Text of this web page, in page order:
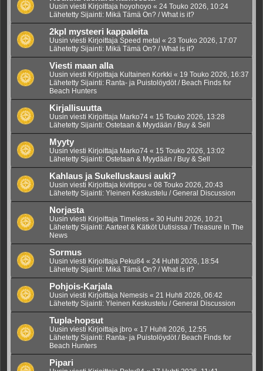
Uusin viesti Kirjoittaja hoyohoyo « 24 Touko 2026, 10:24
Lähetetty Sijainti: Mikä Tämä On? / What is it?
2kpl mysteeri kappaleita
Uusin viesti Kirjoittaja Speed metal « 23 Touko 2026, 17:07
Lähetetty Sijainti: Mikä Tämä On? / What is it?
Viesti maan alla
Uusin viesti Kirjoittaja Kultainen Korkki « 19 Touko 2026, 16:37
Lähetetty Sijainti: Ranta- ja Puistolöydöt / Beach Finds for
Beach Hunters
Kirjallisuutta
Uusin viesti Kirjoittaja Marko74 « 15 Touko 2026, 13:28
Lähetetty Sijainti: Ostetaan & Myydään / Buy & Sell
Myyty
Uusin viesti Kirjoittaja Marko74 « 15 Touko 2026, 13:02
Lähetetty Sijainti: Ostetaan & Myydään / Buy & Sell
Kahlaus ja Sukelluskausi auki?
Uusin viesti Kirjoittaja kivitippu « 08 Touko 2026, 20:43
Lähetetty Sijainti: Yleinen Keskustelu / General Discussion
Norjasta
Uusin viesti Kirjoittaja Timeless « 30 Huhti 2026, 10:21
Lähetetty Sijainti: Aarteet & Kätköt Uutisissa / Treasure In The
News
Sormus
Uusin viesti Kirjoittaja Peku84 « 24 Huhti 2026, 18:54
Lähetetty Sijainti: Mikä Tämä On? / What is it?
Pohjois-Karjala
Uusin viesti Kirjoittaja Nemesis « 21 Huhti 2026, 06:42
Lähetetty Sijainti: Yleinen Keskustelu / General Discussion
Tupla-hopsut
Uusin viesti Kirjoittaja jbro « 17 Huhti 2026, 12:55
Lähetetty Sijainti: Ranta- ja Puistolöydöt / Beach Finds for
Beach Hunters
Pipari